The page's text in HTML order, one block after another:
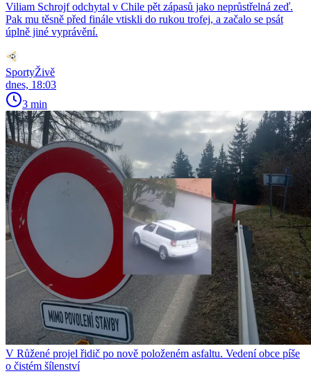
Viliam Schrojf odchytal v Chile pět zápasů jako neprůstřelná zeď.
Pak mu těsně před finále vtiskli do rukou trofej, a začalo se psát
úplně jiné vyprávění.
SportyŽivě
dnes, 18:03
3 min
V Růžené projel řidič po nově položeném asfaltu. Vedení obce píše
o čistém šílenství